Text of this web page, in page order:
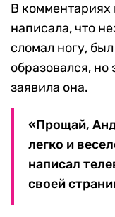
В комментариях
написала, что
сломал ногу,
образовался,
заявила она.
«Прощай,
легко и
написал
своей